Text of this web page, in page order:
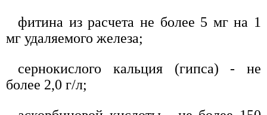
фитина из расчета не более 5 мг на 1
мг удаляемого железа;
сернокислого кальция (гипса) - не
более 2,0 г/л;